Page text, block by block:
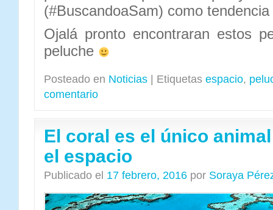
(#BuscandoaSam) como
Ojalá pronto encontraran estos
peluche
Posteado en Noticias Etiquetas espacio,
comentario
El coral es el único
el espacio
Publicado el 17 febrero, 2016 por Soraya